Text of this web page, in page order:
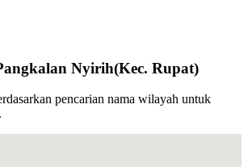
Nyirih(Kec. Rupat)
pencarian nama wilayah untuk